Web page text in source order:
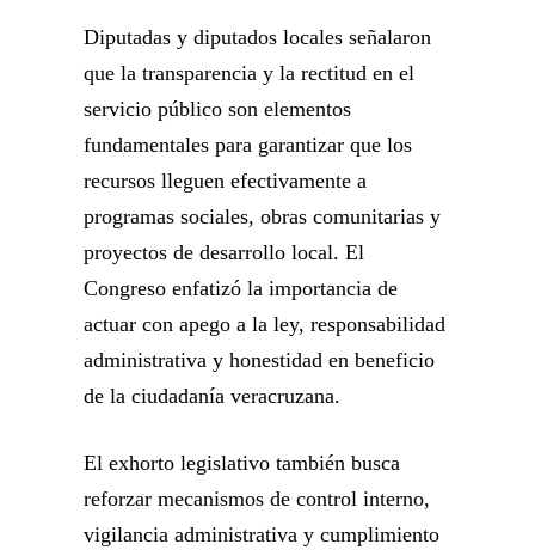
Diputadas y diputados locales señalaron
que la transparencia y la rectitud en el
servicio público son elementos
fundamentales para garantizar que los
recursos lleguen efectivamente a
programas sociales, obras comunitarias y
proyectos de desarrollo local. El
Congreso enfatizó la importancia de
actuar con apego a la ley, responsabilidad
administrativa y honestidad en beneficio
de la ciudadanía veracruzana.
El exhorto legislativo también busca
reforzar mecanismos de control interno,
vigilancia administrativa y cumplimiento